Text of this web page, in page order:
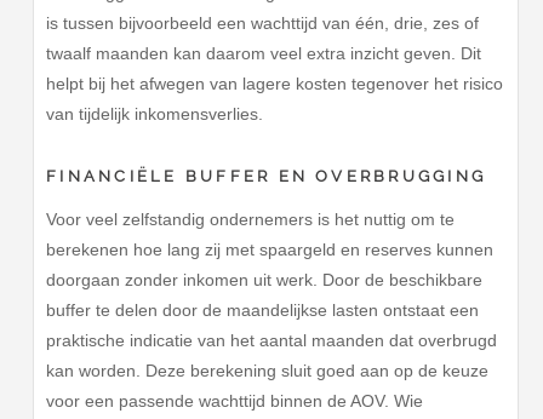
is tussen bijvoorbeeld een wachttijd van één, drie, zes of
twaalf maanden kan daarom veel extra inzicht geven. Dit
helpt bij het afwegen van lagere kosten tegenover het risico
van tijdelijk inkomensverlies.
FINANCIËLE BUFFER EN OVERBRUGGING
Voor veel zelfstandig ondernemers is het nuttig om te
berekenen hoe lang zij met spaargeld en reserves kunnen
doorgaan zonder inkomen uit werk. Door de beschikbare
buffer te delen door de maandelijkse lasten ontstaat een
praktische indicatie van het aantal maanden dat overbrugd
kan worden. Deze berekening sluit goed aan op de keuze
voor een passende wachttijd binnen de AOV. Wie